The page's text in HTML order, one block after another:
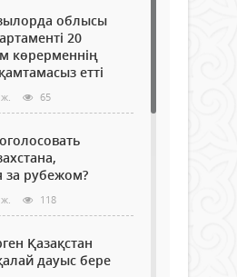
облысы
20
көрерменнің
қамтамасыз етті
65
за рубежом?
118
Қазақстан
дауыс бере